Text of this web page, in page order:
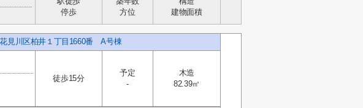
停歩
方位
建物面積
見川区柏井１丁目1660番 A号棟
徒歩15分
予定
-
木造
82.39㎡